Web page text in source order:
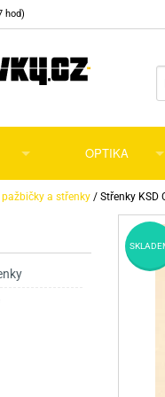
hod)
Vzduchovky na
Příslušenství pro
Vzduchovky PCP
a revolveryPříslušenství
a revolvery
OPTIKA
Puškohledy
Dalekohledy a
Kolimátory, lasery
pažbičky a střenky / Střenky KSD